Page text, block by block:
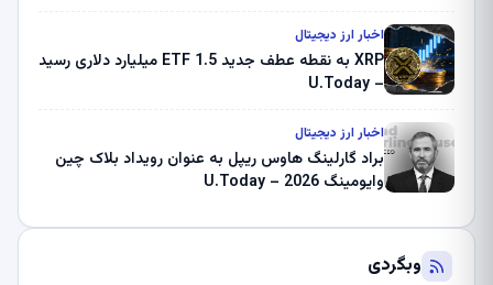
اخبار ارز دیجیتال
XRP به نقطه عطف جدید ETF 1.5 میلیارد دلاری رسید
– U.Today
اخبار ارز دیجیتال
براد گارلینگ هاوس ریپل به عنوان رویداد بلاک چین
وایومینگ 2026 – U.Today
وبگردی